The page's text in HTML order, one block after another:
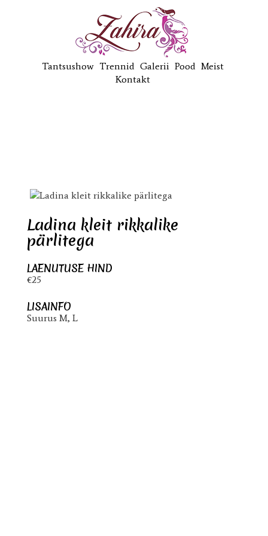
Tantsushow Trennid Galerii Pood Meist
Kontakt
Ladina kleit rikkalike
pärlitega
LAENUTUSE HIND
€25
LISAINFO
Suurus M, L